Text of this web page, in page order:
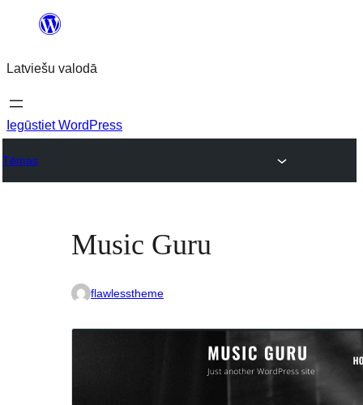
Pāriet
saturu
Latviešu valodā
Iegūstiet WordPress
Tēmas
Music Guru
flawlesstheme